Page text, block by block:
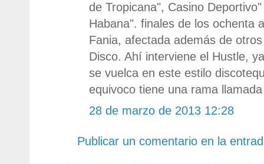
de Tropicana", Casino
Habana". finales de los ochenta
Fania, afectada además de
Disco. Ahí interviene el Hustle,
se vuelca en este estilo
equivoco tiene una rama
28 de marzo de 2013 12:28
Publicar un comentario en la